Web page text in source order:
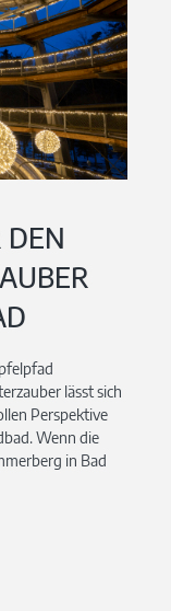
DEN
lässt sich
Perspektive
Wenn die
in Bad